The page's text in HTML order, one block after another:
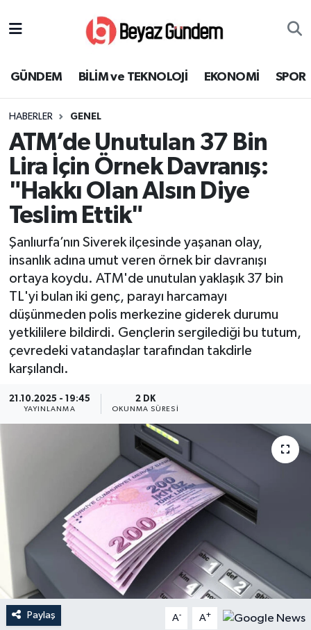
GÜNDEM BİLİM ve TEKNOLOJİ EKONOMİ SPOR
HABERLER GENEL
ATM’de Unutulan 37 Bin
Lira İçin Örnek Davranış:
"Hakkı Olan Alsın Diye
Teslim Ettik"
Şanlıurfa’nın Siverek ilçesinde yaşanan olay,
insanlık adına umut veren örnek bir davranışı
ortaya koydu. ATM'de unutulan yaklaşık 37 bin
TL'yi bulan iki genç, parayı harcamayı
düşünmeden polis merkezine giderek durumu
yetkililere bildirdi. Gençlerin sergilediği bu tutum,
çevredeki vatandaşlar tarafından takdirle
karşılandı.
21.10.2025 - 19:45
YAYINLANMA
2 DK
OKUNMA SÜRESI
Paylaş A- A+
EKONOMİ
SPOR
SAĞLIK
KÜLTÜR SANAT
MAGAZİN
YEREL
Süper Lig Puan Durumu ve Fikstür
Tüm Manşetler
Son Dakika Haberleri